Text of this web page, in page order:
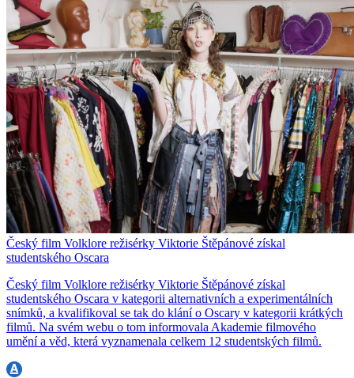
Český film Volklore režisérky Viktorie Štěpánové získal
studentského Oscara
Český film Volklore režisérky Viktorie Štěpánové získal
studentského Oscara v kategorii alternativních a experimentálních
snímků, a kvalifikoval se tak do klání o Oscary v kategorii krátkých
filmů. Na svém webu o tom informovala Akademie filmového
umění a věd, která vyznamenala celkem 12 studentských filmů.